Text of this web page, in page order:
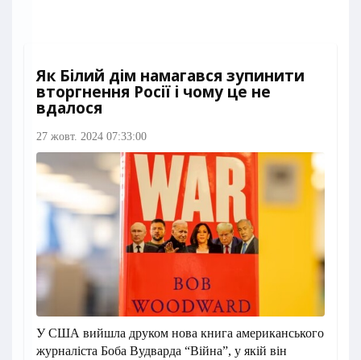
Як Білий дім намагався зупинити
вторгнення Росії і чому це не
вдалося
27 жовт. 2024 07:33:00
У США вийшла друком нова книга американського
журналіста Боба Вудварда “Війна”, у якій він